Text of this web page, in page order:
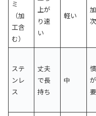
ミ
（加
工含
む）
上が
り速
い
軽い
ステ
ンレ
ス
丈夫
で長
持ち
中
要